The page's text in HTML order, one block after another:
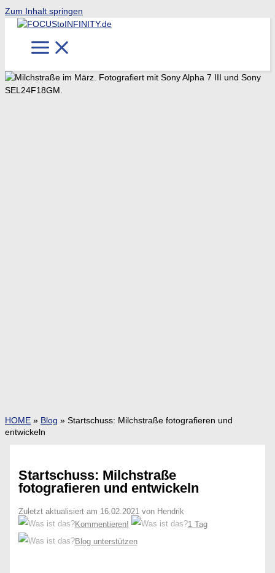
Zum Inhalt springen
HOME » Blog » Startschuss: Milchstraße fotografieren und
entwickeln
Startschuss: Milchstraße
fotografieren und entwickeln
Zuletzt aktualisiert am 16.02.2021 von Hendrik
Kommentieren!
1 Tag
Blog unterstützen